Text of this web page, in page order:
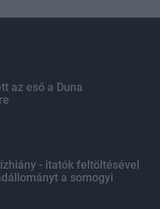
az eső a Duna
- itatók feltöltésével
a somogyi